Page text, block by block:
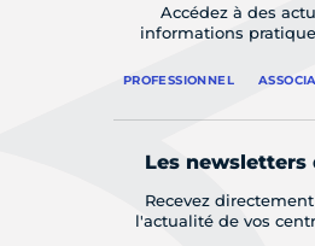
Accédez à des
informations
PROFESSIONNEL
Les newsletters
Recevez
l'actualité de vos